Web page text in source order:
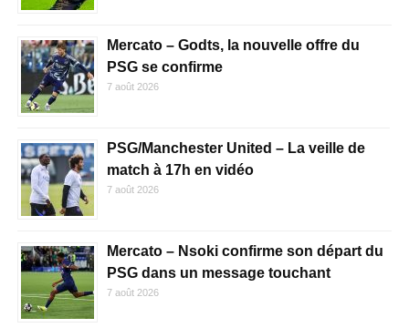
Mercato – Godts, la nouvelle offre du
PSG se confirme
7 août 2026
PSG/Manchester United – La veille de
match à 17h en vidéo
7 août 2026
Mercato – Nsoki confirme son départ du
PSG dans un message touchant
7 août 2026